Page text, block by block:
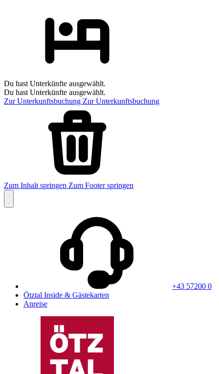
Du hast Unterkünfte ausgewählt.
Du hast Unterkünfte ausgewählt.
Zur Unterkunftsbuchung Zur Unterkunftsbuchung
Zum Inhalt springen Zum Footer springen
+43 57200 0
Ötztal Inside & Gästekarten
Anreise